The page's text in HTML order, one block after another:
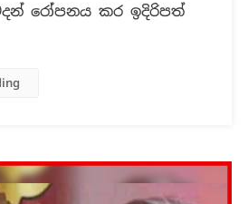
රෝපනය කර ඉදිරිපත්